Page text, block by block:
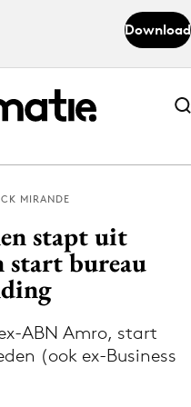
Download
Abonneer nu
Abonneer nu
app
via de Adformatie
app
MIRANDE
stapt uit
start bureau
ABN Amro, start
(ook ex-Business